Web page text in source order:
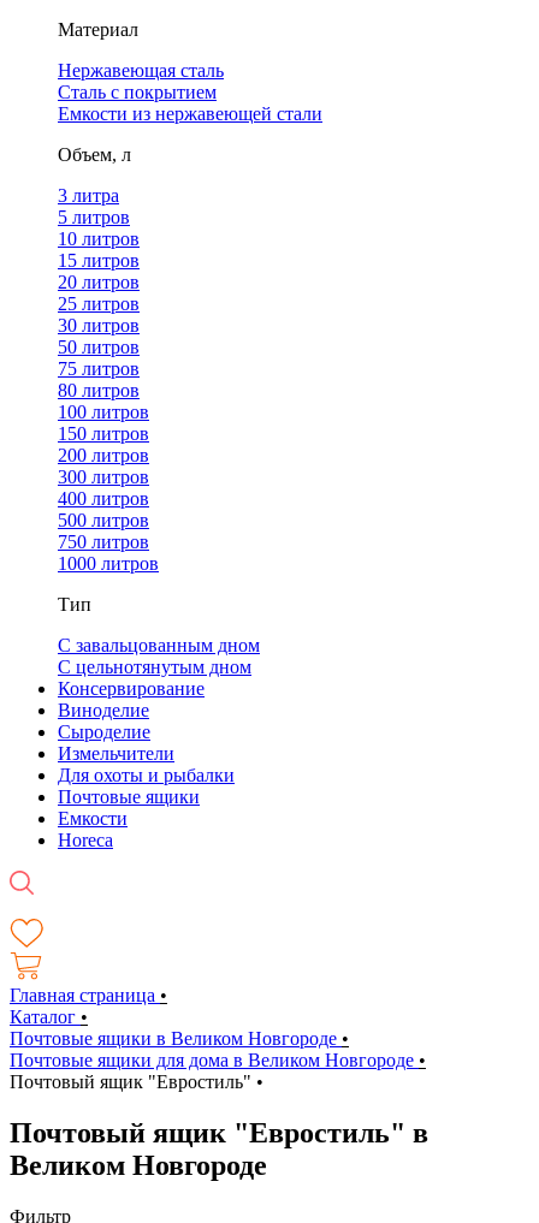
Материал
Нержавеющая сталь
Сталь с покрытием
Емкости из нержавеющей стали
Объем, л
3 литра
5 литров
10 литров
15 литров
20 литров
25 литров
30 литров
50 литров
75 литров
80 литров
100 литров
150 литров
200 литров
300 литров
400 литров
500 литров
750 литров
1000 литров
Тип
С завальцованным дном
С цельнотянутым дном
Консервирование
Виноделие
Сыроделие
Измельчители
Для охоты и рыбалки
Почтовые ящики
Емкости
Horeca
Главная страница •
Каталог •
Почтовые ящики в Великом Новгороде •
Почтовые ящики для дома в Великом Новгороде •
Почтовый ящик "Евростиль" •
Почтовый ящик "Евростиль" в
Великом Новгороде
Фильтр